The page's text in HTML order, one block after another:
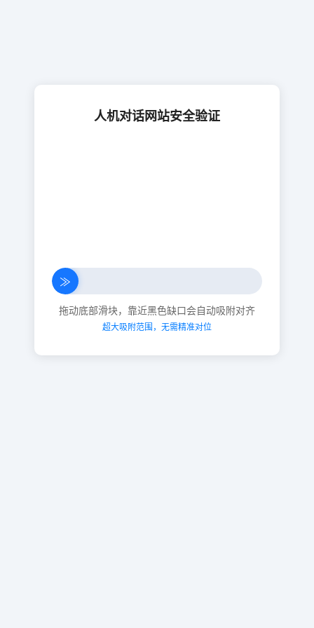
人机对话网站安全验证
≫
拖动底部滑块，靠近黑色缺口会自动吸附对齐
超大吸附范围，无需精准对位